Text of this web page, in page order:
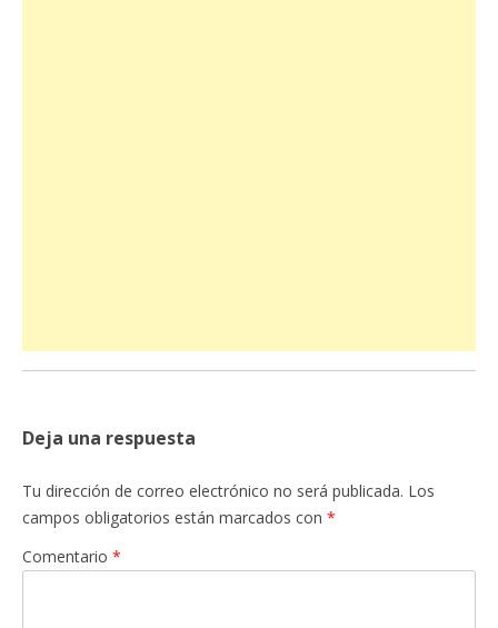
Deja una respuesta
Tu dirección de correo electrónico no será publicada. Los
campos obligatorios están marcados con *
Comentario *